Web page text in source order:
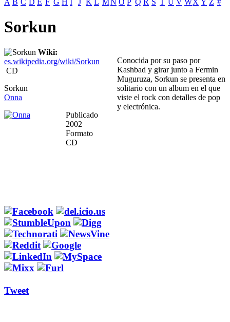
Sorkun
Wiki:
es.wikipedia.org/wiki/Sorkun
CD
Sorkun
Onna
Publicado
2002
Formato
CD
Tweet
Conocida por su paso por
Kashbad y girar junto a Fermin
Muguruza, Sorkun se presenta en
solitario con un album en el que
viste el rock con detalles de pop
y electrónica.